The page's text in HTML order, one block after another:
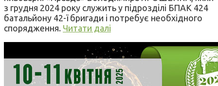
з грудня 2024 року служить у підрозділі БПАК 424
батальйону 42-ї бригади і потребує необхідного
спорядження. Читати далі